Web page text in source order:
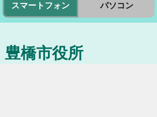
スマートフォン パソコン
豊橋市役所